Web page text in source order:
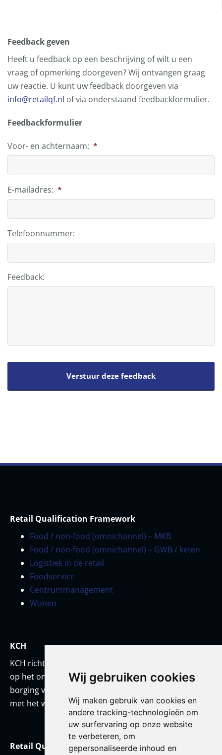
Wij gebruiken cookies
Wij maken gebruik van cookies en
andere tracking-technologieën om
uw surfervaring op onze website
te verbeteren, om
gepersonaliseerde inhoud en
Feedback geven
Heeft u feedback op een beschrijving of wilt u een
vraag of opmerking doorgeven? Wij ontvangen graag
uw reactie. U kunt uw feedback doorgeven via
info@retailqf.nl of via onderstaand feedbackformulier.
Feedbackformulier
Voor- en achternaam: *
E-mailadres: *
Telefoonnummer:
Feedback:
Retail Qualification Framework
Food / non-food (omnichannel) – MKB
Food / non-food (omnichannel) – GWB / keten
Logistiek in de retail
Foodservice
Centrummanagement
Wonen
KCH
KCH richt zich met een team van onderwijskundigen
op het ontwikkelen van prestatiestandaarden en
borging van kwaliteit. KCH werkt altijd in co-creatie
met het werkveld en/of met haar opdrachtgever.
Retail Qualification Framework